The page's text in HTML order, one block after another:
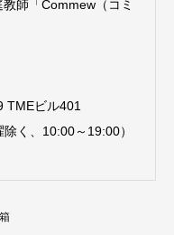
師「Commew（コミ
TMEビル401
く、10:00～19:00）